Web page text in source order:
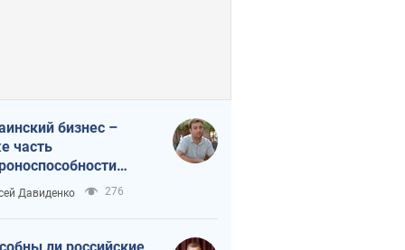
бизнес –
часть
Не отдавайте их
чужим
Давиденко 276